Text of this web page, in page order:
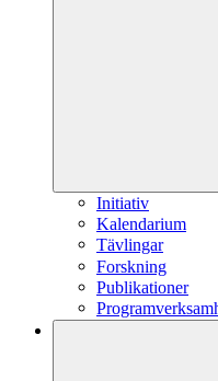
Initiativ
Kalendarium
Tävlingar
Forskning
Publikationer